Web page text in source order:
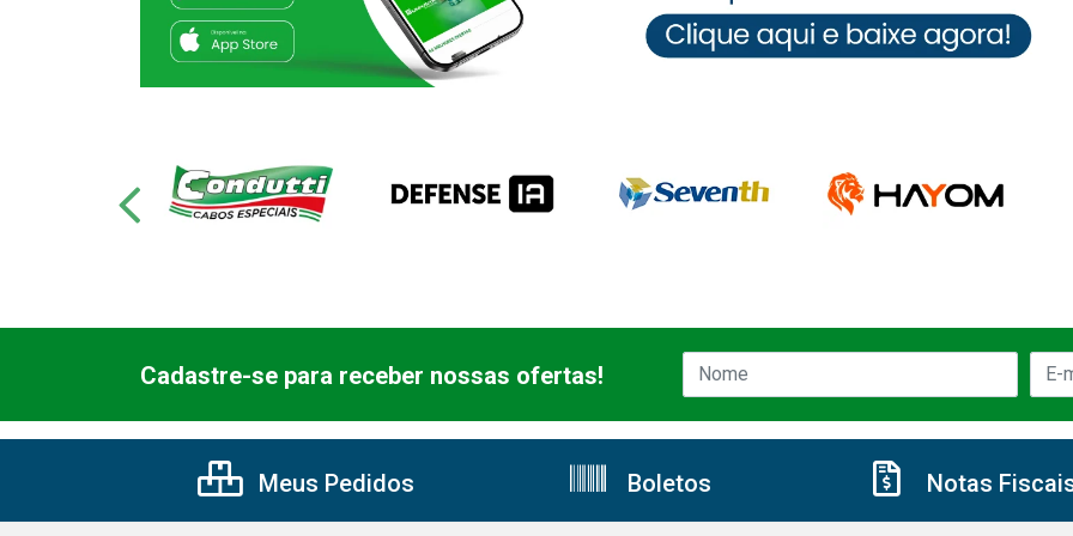
Cadastre-se para receber nossas ofertas!
Meus Pedidos Boletos Notas